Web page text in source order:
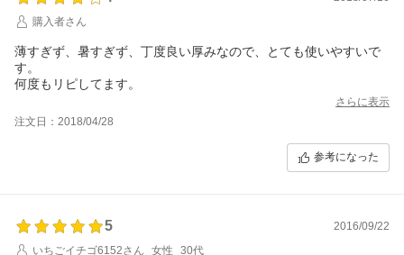
購入者さん
薄すぎず、暑すぎず、丁度良い厚みなので、とても使いやすいで
す。
何度もリピしてます。
さらに表示
注文日：2018/04/28
参考になった
5
2016/09/22
いちごイチゴ6152さん
女性 30代